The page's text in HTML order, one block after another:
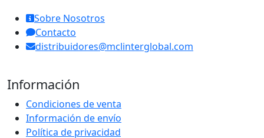
Sobre Nosotros
Contacto
distribuidores@mclinterglobal.com
Información
Condiciones de venta
Información de envío
Política de privacidad